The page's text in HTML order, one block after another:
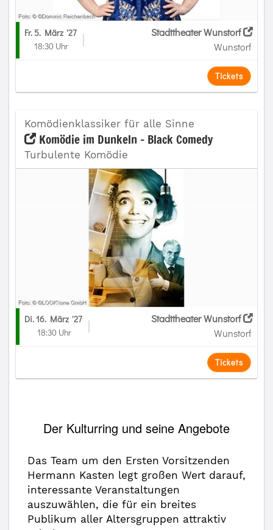
Fr. 5. März '27
18:30 Uhr
Stadttheater Wunstorf
Wunstorf
Tickets
Komödienklassiker für alle Sinne
Komödie im Dunkeln - Black Comedy
Turbulente Komödie
Di. 16. März '27
18:30 Uhr
Stadttheater Wunstorf
Wunstorf
Tickets
Der Kulturring und seine Angebote
Das Team um den Ersten Vorsitzenden
Hermann Kasten legt großen Wert darauf,
interessante Veranstaltungen
auszuwählen, die für ein breites
Publikum aller Altersgruppen attraktiv